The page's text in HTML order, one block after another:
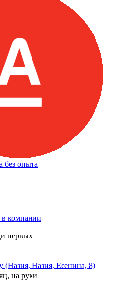
без опыта
компании
первых
(Назия, Назия, Есенина, 8)
на руки